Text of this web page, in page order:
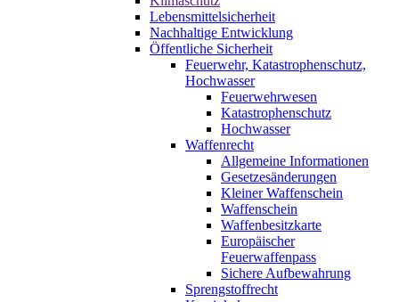
Lebensmittelsicherheit
Nachhaltige Entwicklung
Öffentliche Sicherheit
Feuerwehr, Katastrophenschutz,
Hochwasser
Feuerwehrwesen
Katastrophenschutz
Hochwasser
Waffenrecht
Allgemeine Informationen
Gesetzesänderungen
Kleiner Waffenschein
Waffenschein
Waffenbesitzkarte
Europäischer
Feuerwaffenpass
Sichere Aufbewahrung
Sprengstoffrecht